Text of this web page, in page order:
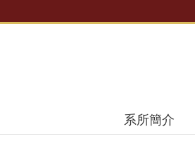
系所簡介